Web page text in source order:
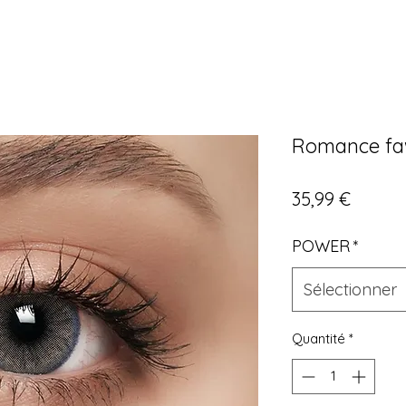
Romance
35,99 €Prix
POWER*
Sélectionner
Quantité *